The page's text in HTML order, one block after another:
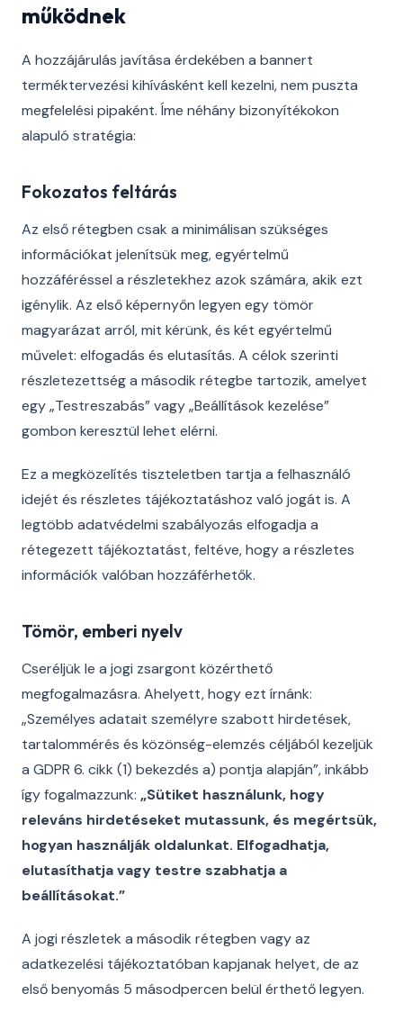
működnek
A hozzájárulás javítása érdekében a bannert
terméktervezési kihívásként kell kezelni, nem puszta
megfelelési pipaként. Íme néhány bizonyítékokon
alapuló stratégia:
Fokozatos feltárás
Az első rétegben csak a minimálisan szükséges
információkat jelenítsük meg, egyértelmű
hozzáféréssel a részletekhez azok számára, akik ezt
igénylik. Az első képernyőn legyen egy tömör
magyarázat arról, mit kérünk, és két egyértelmű
művelet: elfogadás és elutasítás. A célok szerinti
részletezettség a második rétegbe tartozik, amelyet
egy „Testreszabás” vagy „Beállítások kezelése”
gombon keresztül lehet elérni.
Ez a megközelítés tiszteletben tartja a felhasználó
idejét és részletes tájékoztatáshoz való jogát is. A
legtöbb adatvédelmi szabályozás elfogadja a
rétegezett tájékoztatást, feltéve, hogy a részletes
információk valóban hozzáférhetők.
Tömör, emberi nyelv
Cseréljük le a jogi zsargont közérthető
megfogalmazásra. Ahelyett, hogy ezt írnánk:
„Személyes adatait személyre szabott hirdetések,
tartalommérés és közönség-elemzés céljából kezeljük
a GDPR 6. cikk (1) bekezdés a) pontja alapján”, inkább
így fogalmazzunk: „Sütiket használunk, hogy
releváns hirdetéseket mutassunk, és megértsük,
hogyan használják oldalunkat. Elfogadhatja,
elutasíthatja vagy testre szabhatja a
beállításokat.”
A jogi részletek a második rétegben vagy az
adatkezelési tájékoztatóban kapjanak helyet, de az
első benyomás 5 másodpercen belül érthető legyen.